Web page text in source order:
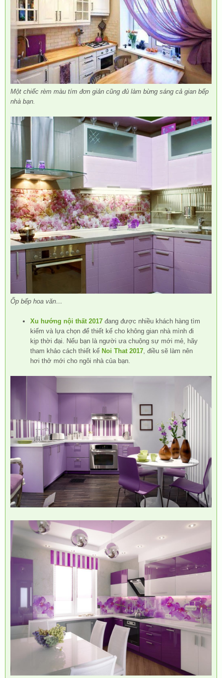
Một chiếc rèm màu tím đơn giản cũng đủ làm bừng sáng cả gian bếp
nhà bạn.
Ốp bếp hoa văn…
Xu hướng nội thất 2017 đang được nhiều khách hàng tìm
kiếm và lựa chọn để thiết kế cho không gian nhà mình đi
kịp thời đại. Nếu bạn là người ưa chuộng sự mới mẻ, hãy
tham khảo cách thiết kế Noi That 2017, điều sẽ làm nên
hơi thở mới cho ngôi nhà của bạn.